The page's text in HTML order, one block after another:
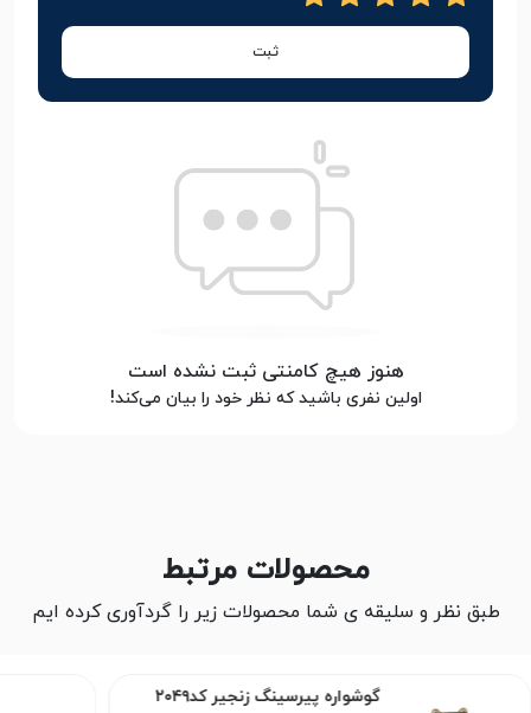
ثبت
هنوز هیچ کامنتی ثبت نشده است
اولین نفری باشید که نظر خود را بیان می‌کند!
محصولات مرتبط
طبق نظر و سلیقه ی شما محصولات زیر را گردآوری کرده ایم
گوشواره پیرسینگ زنجیر کد۲۰۴۹